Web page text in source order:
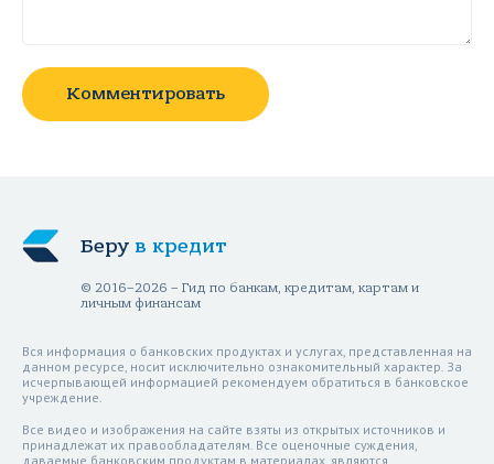
Комментировать
Беру в кредит
© 2016–2026 – Гид по банкам, кредитам, картам и
личным финансам
Вся информация о банковских продуктах и услугах, представленная на
данном ресурсе, носит исключительно ознакомительный характер. За
исчерпывающей информацией рекомендуем обратиться в банковское
учреждение.
Все видео и изображения на сайте взяты из открытых источников и
принадлежат их правообладателям. Все оценочные суждения,
даваемые банковским продуктам в материалах, являются